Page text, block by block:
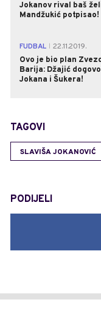
Jokanov rival baš
Mandžukić potpisao!
FUDBAL
22.11.2019.
Ovo je bio plan
Barija: Džajić
Jokana i Šukera!
TAGOVI
SLAVIŠA JOKANOVIĆ
PODIJELI